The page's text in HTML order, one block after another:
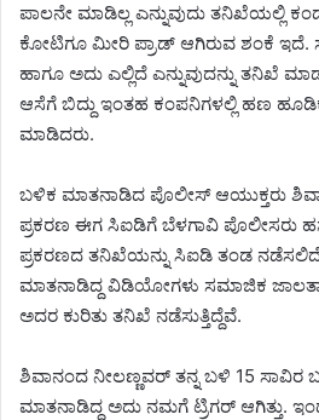
ಪಾಲನೇ ಮಾಡಿಲ್ಲ ಎನ್ನುವುದು ತನಿಖೆಯಲ್ಲಿ
ಕೋಟಿಗೂ ಮೀರಿ ಪ್ರಾಡ್ ಆಗಿರುವ ಶಂಕೆ ಇದೆ.
ಹಾಗೂ ಅದು ಎಲ್ಲಿದೆ ಎನ್ನುವುದನ್ನು ತನಿಖೆ
ಆಸೆಗೆ ಬಿದ್ದು ಇಂತಹ ಕಂಪನಿಗಳಲ್ಲಿ ಹಣ
ಮಾಡಿದರು.
ಬಳಿಕ ಮಾತನಾಡಿದ ಪೊಲೀಸ್ ಆಯುಕ್ತರು
ಪ್ರಕರಣ ಈಗ ಸಿಐಡಿಗೆ ಬೆಳಗಾವಿ ಪೊಲೀಸರು
ಪ್ರಕರಣದ ತನಿಖೆಯನ್ನು ಸಿಐಡಿ ತಂಡ
ಮಾತನಾಡಿದ್ದ ವಿಡಿಯೋಗಳು ಸಮಾಜಿಕ
ಅದರ ಕುರಿತು ತನಿಖೆ ನಡೆಸುತ್ತಿದ್ದೆವೆ.
ಶಿವಾನಂದ ನೀಲಣ್ಣವರ್ ತನ್ನ ಬಳಿ 15 ಸಾವಿರ
ಮಾತನಾಡಿದ್ದ ಅದು‌ ನಮಗೆ ಟ್ರಿಗರ್ ಆಗಿತ್ತು.